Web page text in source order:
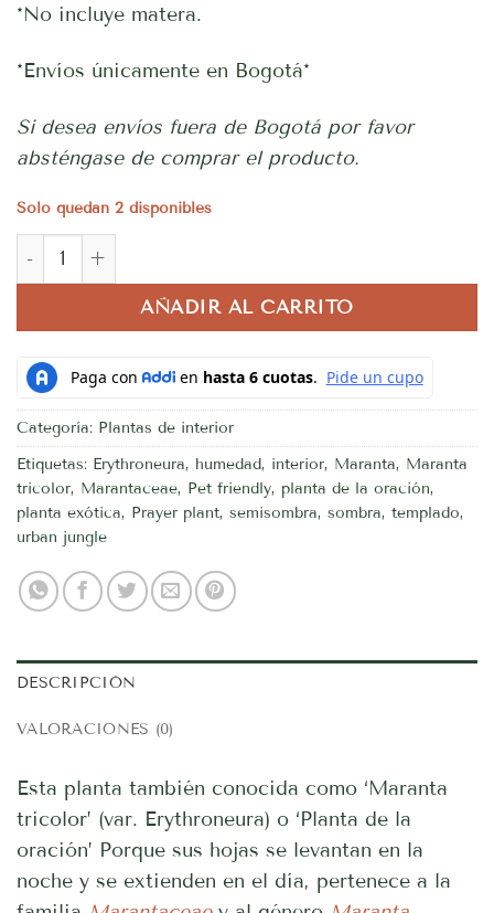
*No incluye matera.
*Envíos únicamente en Bogotá*
Si desea envíos fuera de Bogotá por favor
absténgase de comprar el producto.
Solo quedan 2 disponibles
Maranta Leuconeura cantidad
AÑADIR AL CARRITO
Categoría: Plantas de interior
Etiquetas: Erythroneura, humedad, interior, Maranta, Maranta
tricolor, Marantaceae, Pet friendly, planta de la oración,
planta exótica, Prayer plant, semisombra, sombra, templado,
urban jungle
DESCRIPCIÓN
VALORACIONES (0)
Esta planta también conocida como ‘Maranta
tricolor’ (var. Erythroneura) o ‘Planta de la
oración’ Porque sus hojas se levantan en la
noche y se extienden en el día, pertenece a la